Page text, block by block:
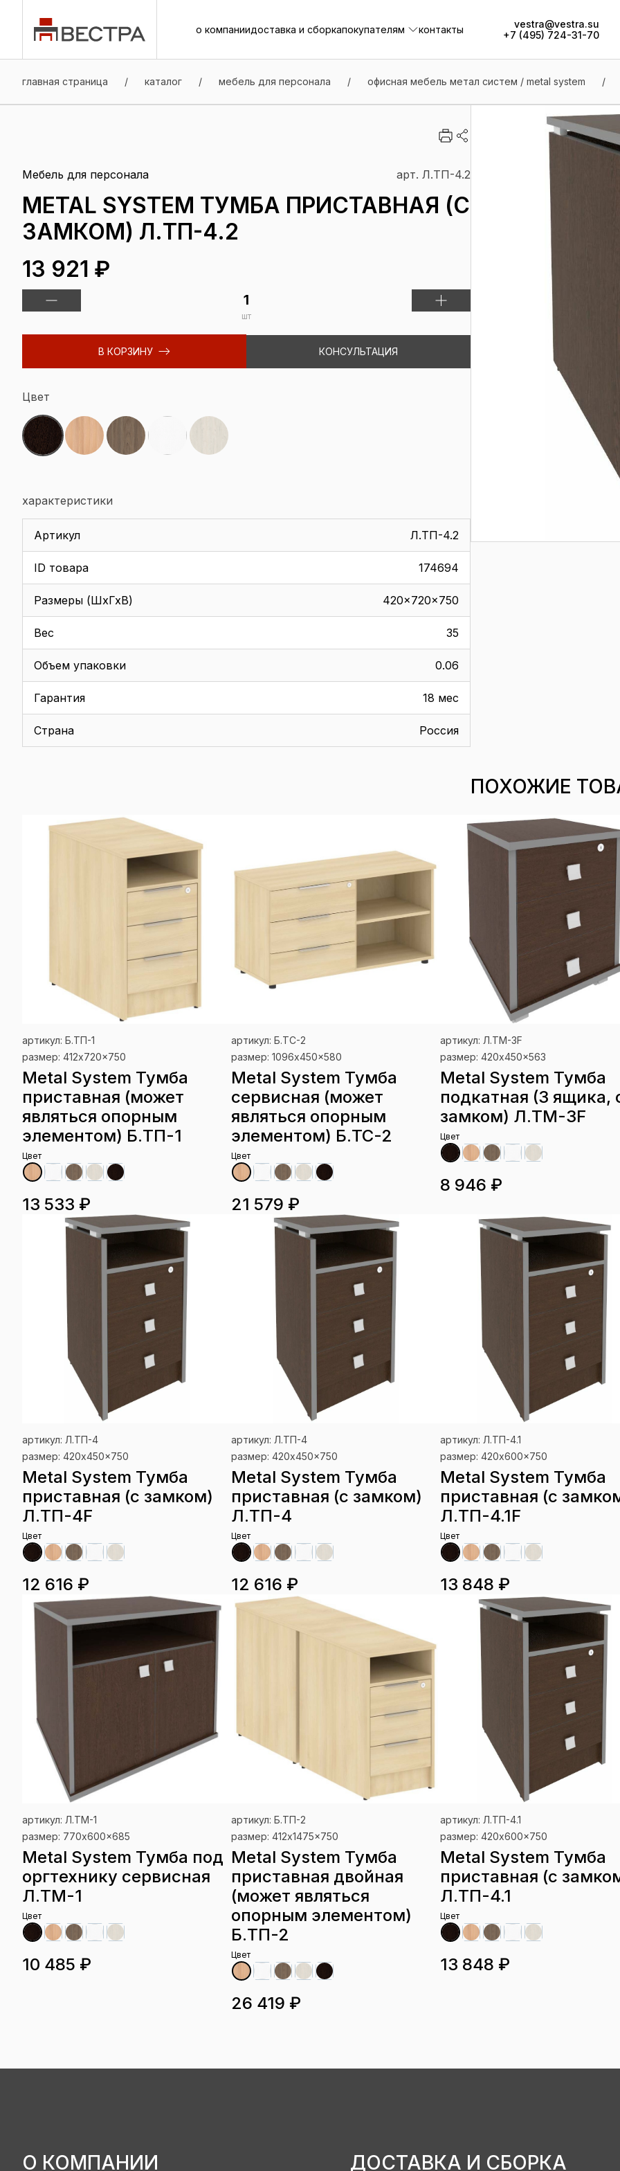
о компаниидоставка и сборкапокупателям
контакты
vestra@vestra.su
+7 (495) 724-31-70
главная страница / каталог / мебель для персонала / офисная мебель метал систем / metal system /
Мебель для персонала арт. Л.ТП-4.2
METAL SYSTEM ТУМБА ПРИСТАВНАЯ (С
ЗАМКОМ) Л.ТП-4.2
13 921 ₽
шт
В КОРЗИНУ КОНСУЛЬТАЦИЯ
Цвет
характеристики
Артикул Л.ТП-4.2
ID товара 174694
Размеры (ШхГхВ) 420x720x750
Вес 35
Объем упаковки 0.06
Гарантия 18 мес
Страна Россия
ПОХОЖИЕ
артикул: Б.ТП-1
размер: 412x720x750
Metal System Тумба
приставная (может
являться опорным
элементом) Б.ТП-1
Цвет
13 533 ₽
артикул: Б.ТС-2
размер: 1096x450x580
Metal System Тумба
сервисная (может
являться опорным
элементом) Б.ТС-2
Цвет
21 579 ₽
артикул: Л.ТМ-3F
размер: 420x450x563
Metal System Тумба
подкатная (3 ящика,
замком) Л.ТМ-3F
Цвет
8 946 ₽
артикул: Л.ТП-4
размер: 420x450x750
Metal System Тумба
приставная (с замком)
Л.ТП-4F
Цвет
12 616 ₽
артикул: Л.ТП-4
размер: 420x450x750
Metal System Тумба
приставная (с замком)
Л.ТП-4
Цвет
12 616 ₽
артикул: Л.ТП-4.1
размер: 420x600x750
Metal System Тумба
приставная (с
Л.ТП-4.1F
Цвет
13 848 ₽
артикул: Л.ТМ-1
размер: 770x600x685
Metal System Тумба под
оргтехнику сервисная
Л.ТМ-1
Цвет
10 485 ₽
артикул: Б.ТП-2
размер: 412x1475x750
Metal System Тумба
приставная двойная
(может являться
опорным элементом)
Б.ТП-2
Цвет
26 419 ₽
артикул: Л.ТП-4.1
размер: 420x600x750
Metal System Тумба
приставная (с
Л.ТП-4.1
Цвет
13 848 ₽
О КОМПАНИИ ДОСТАВКА И СБОРКА